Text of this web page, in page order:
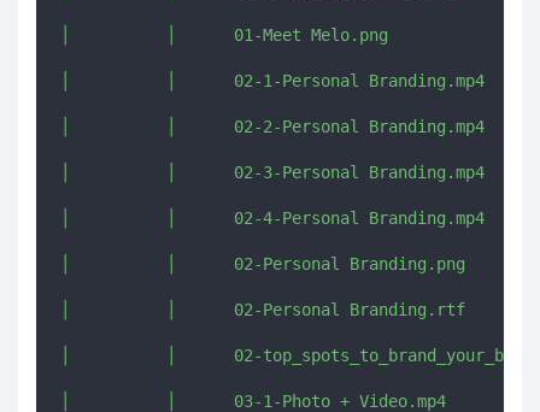
│          │      01-Meet Melo.png
│          │      02-1-Personal Branding.mp4
│          │      02-2-Personal Branding.mp4
│          │      02-3-Personal Branding.mp4
│          │      02-4-Personal Branding.mp4
│          │      02-Personal Branding.png
│          │      02-Personal Branding.rtf
│          │      02-
│          │      03-1-Photo + Video.mp4